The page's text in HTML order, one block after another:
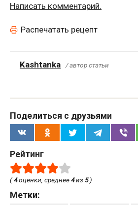
Написать комментарий.
Распечатать рецепт
Kashtanka / автор статьи
Поделиться с друзьями
Рейтинг
(4оценки, среднее4из 5)
Метки: